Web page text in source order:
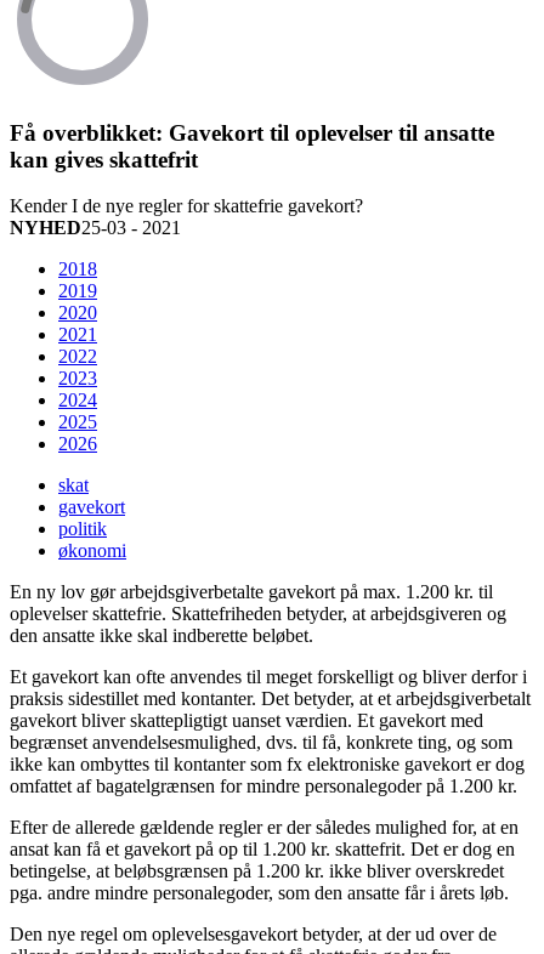
Få overblikket: Gavekort til oplevelser til ansatte
kan gives skattefrit
Kender I de nye regler for skattefrie gavekort?
NYHED25-03 - 2021
2018
2019
2020
2021
2022
2023
2024
2025
2026
skat
gavekort
politik
økonomi
En ny lov gør arbejdsgiverbetalte gavekort på max. 1.200 kr. til
oplevelser skattefrie. Skattefriheden betyder, at arbejdsgiveren og
den ansatte ikke skal indberette beløbet.
Et gavekort kan ofte anvendes til meget forskelligt og bliver derfor i
praksis sidestillet med kontanter. Det betyder, at et arbejdsgiverbetalt
gavekort bliver skattepligtigt uanset værdien. Et gavekort med
begrænset anvendelsesmulighed, dvs. til få, konkrete ting, og som
ikke kan ombyttes til kontanter som fx elektroniske gavekort er dog
omfattet af bagatelgrænsen for mindre personalegoder på 1.200 kr.
Efter de allerede gældende regler er der således mulighed for, at en
ansat kan få et gavekort på op til 1.200 kr. skattefrit. Det er dog en
betingelse, at beløbsgrænsen på 1.200 kr. ikke bliver overskredet
pga. andre mindre personalegoder, som den ansatte får i årets løb.
Den nye regel om oplevelsesgavekort betyder, at der ud over de